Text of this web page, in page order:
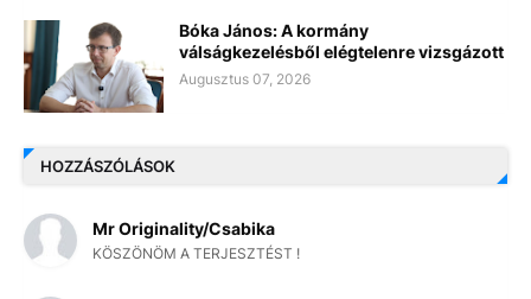
Bóka János: A kormány
válságkezelésből elégtelenre vizsgázott
Augusztus 07, 2026
HOZZÁSZÓLÁSOK
Mr Originality/Csabika
KÖSZÖNÖM A TERJESZTÉST !